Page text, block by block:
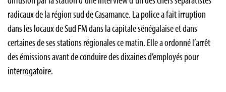
radicaux de la région sud de Casamance. La police a fait irruption
dans les locaux de Sud FM dans la capitale sénégalaise et dans
certaines de ses stations régionales ce matin. Elle a ordonné l’arrêt
des émissions avant de conduire des dixaines d’employés pour
interrogatoire.